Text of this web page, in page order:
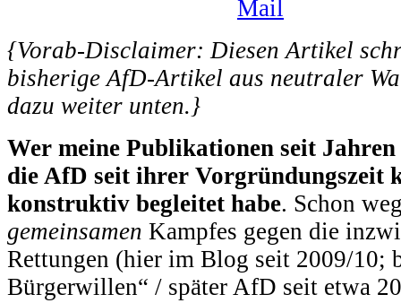
{Vorab-Disclaimer: Diesen Artikel
bisherige AfD-Artikel aus neutraler
dazu weiter unten.}
Wer meine Publikationen seit
die AfD seit ihrer Vorgründungszeit
konstruktiv begleitet habe. Schon
gemeinsamen Kampfes gegen die
Rettungen (hier im Blog seit 2009/10;
Bürgerwillen“ / später AfD seit etwa